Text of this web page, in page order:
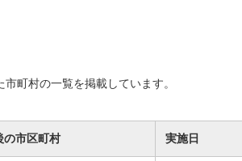
町村の一覧を掲載しています。
の市区町村 実施日